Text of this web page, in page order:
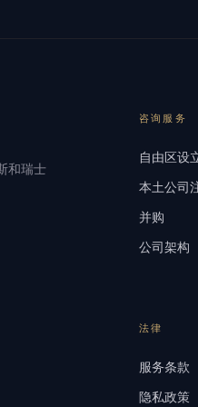
和瑞士
咨询服务
自由区设
本土公司
并购
公司架构
法律
服务条款
隐私政策